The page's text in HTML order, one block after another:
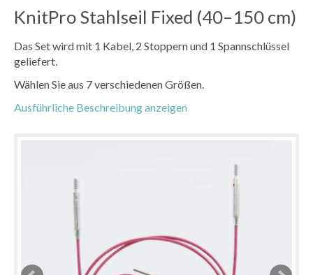
KnitPro Stahlseil Fixed (40–150 cm)
Das Set wird mit 1 Kabel, 2 Stoppern und 1 Spannschlüssel
geliefert.
Wählen Sie aus 7 verschiedenen Größen.
Ausführliche Beschreibung anzeigen